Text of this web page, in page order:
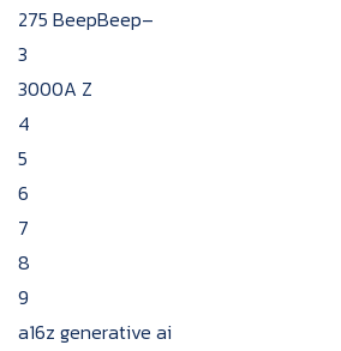
275 BeepBeep–
3
3000A Z
4
5
6
7
8
9
a16z generative ai